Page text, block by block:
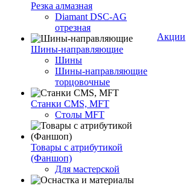
Резка алмазная
Diamant DSC-AG
отрезная
Шины-направляющие
Шины
Шины-направляющие
торцовочные
Станки CMS, MFT
Столы MFT
Товары с атрибутикой
(Фаншоп)
Для мастерской
Акции